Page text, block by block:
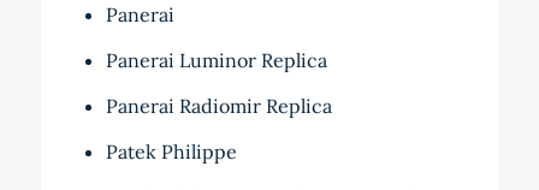
Panerai
Panerai Luminor Replica
Panerai Radiomir Replica
Patek Philippe